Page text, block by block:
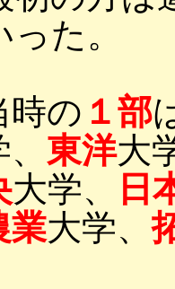
た。
時の １部
東洋大
大学、
日
業大学、